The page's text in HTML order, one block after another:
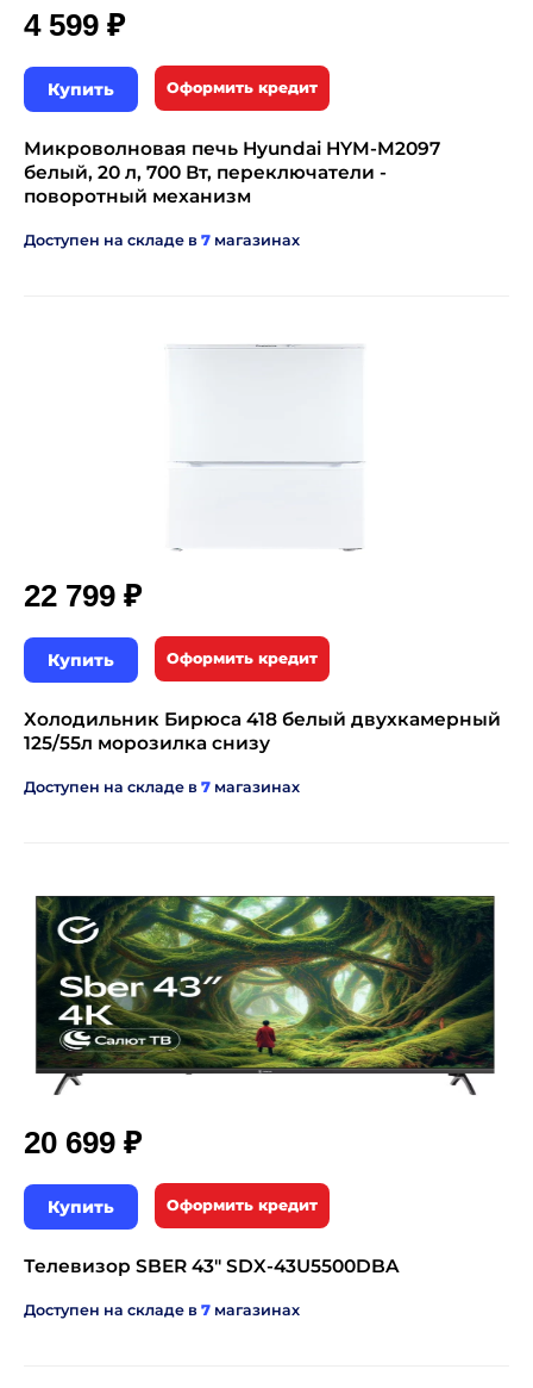
4 599 ₽
Купить Оформить кредит
Микроволновая печь Hyundai HYM-M2097
белый, 20 л, 700 Вт, переключатели -
поворотный механизм
Доступен на складе в 7 магазинах
22 799 ₽
Купить Оформить кредит
Холодильник Бирюса 418 белый двухкамерный
125/55л морозилка снизу
Доступен на складе в 7 магазинах
20 699 ₽
Купить Оформить кредит
Телевизор SBER 43" SDX-43U5500DBA
Доступен на складе в 7 магазинах